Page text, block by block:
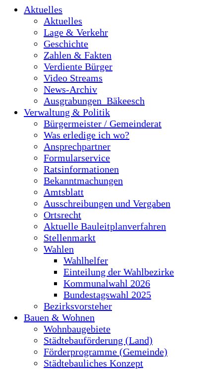
Aktuelles
Aktuelles
Lage & Verkehr
Geschichte
Zahlen & Fakten
Verdiente Bürger
Video Streams
News-Archiv
Ausgrabungen_Bäkeesch
Verwaltung & Politik
Bürgermeister / Gemeinderat
Was erledige ich wo?
Ansprechpartner
Formularservice
Ratsinformationen
Bekanntmachungen
Amtsblatt
Ausschreibungen und Vergaben
Ortsrecht
Aktuelle Bauleitplanverfahren
Stellenmarkt
Wahlen
Wahlhelfer
Einteilung der Wahlbezirke
Kommunalwahl 2026
Bundestagswahl 2025
Bezirksvorsteher
Bauen & Wohnen
Wohnbaugebiete
Städtebauförderung (Land)
Förderprogramme (Gemeinde)
Städtebauliches Konzept